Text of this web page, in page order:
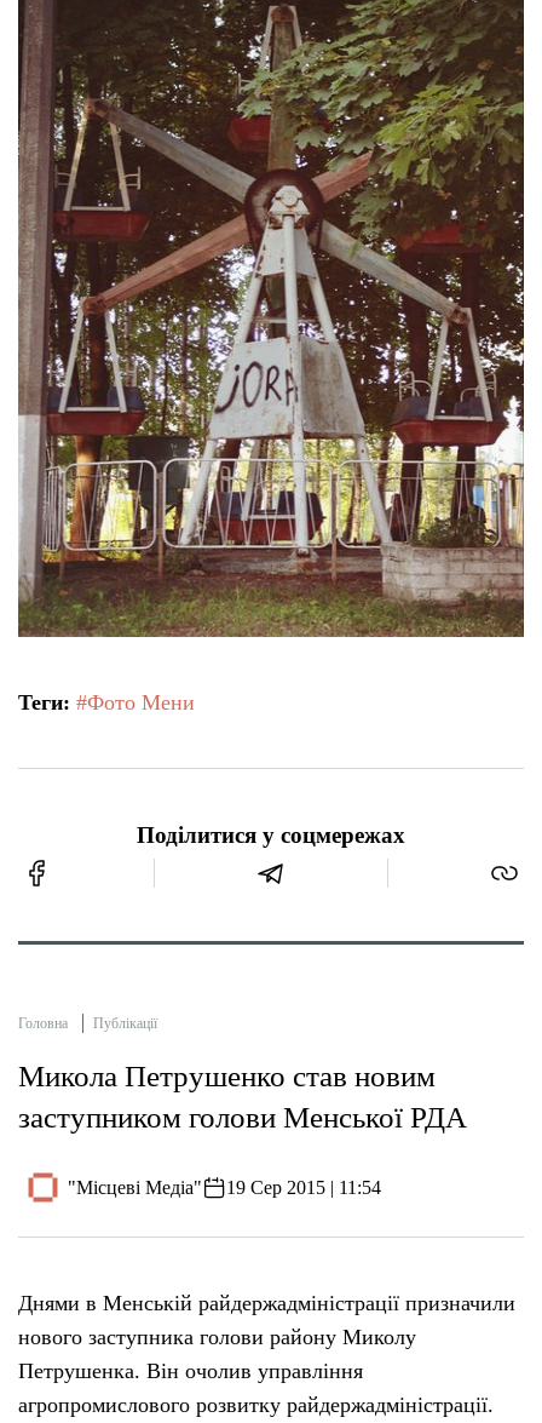
Теги: #Фото Мени
Поділитися у соцмережах
Головна Публікації
Микола Петрушенко став новим
заступником голови Менської РДА
"Місцеві Медіа" 19 Сер 2015 | 11:54
Днями в Менській райдержадміністрації призначили
нового заступника голови району Миколу
Петрушенка. Він очолив управління
агропромислового розвитку райдержадміністрації.